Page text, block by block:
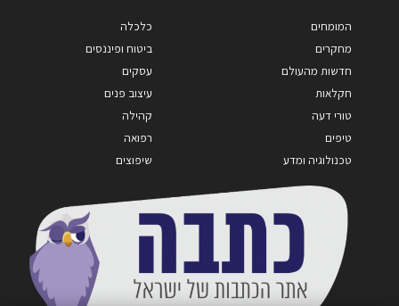
המומחים
מחקרים
חדשות מהעולם
חקלאות
טורי דעה
טיפים
טכנולוגיה ומדע
כלכלה
ביטוח ופיננסים
עסקים
עיצוב פנים
קהילה
רפואה
שיפוצים